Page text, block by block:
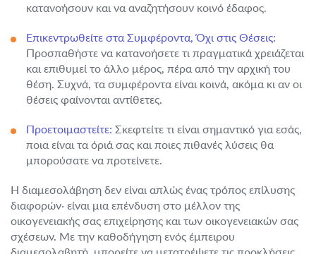
κατανοήσουν και να αναζητήσουν κοινό έδαφος.
Επικεντρωθείτε στα Συμφέροντα, Όχι στις Θέσεις:
Προσπαθήστε να κατανοήσετε τι πραγματικά χρειάζεται
και επιθυμεί το άλλο μέρος, πέρα από την αρχική του
θέση. Συχνά, τα συμφέροντα είναι κοινά, ακόμα κι αν οι
θέσεις φαίνονται αντίθετες.
Προετοιμαστείτε: Σκεφτείτε τι είναι σημαντικό για εσάς,
ποια είναι τα όριά σας και ποιες πιθανές λύσεις θα
μπορούσατε να προτείνετε.
Η διαμεσολάβηση δεν είναι απλώς ένας τρόπος επίλυσης
διαφορών· είναι μια επένδυση στο μέλλον της
οικογενειακής σας επιχείρησης και των οικογενειακών σας
σχέσεων. Με την καθοδήγηση ενός έμπειρου